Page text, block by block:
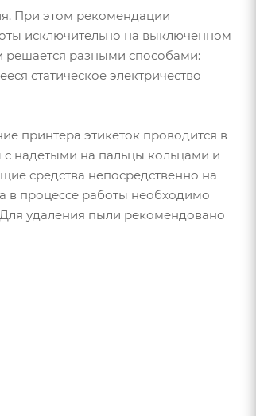
При этом рекомендации
исключительно на выключенном
решается разными способами:
статическое электричество
принтера этикеток проводится в
с надетыми на пальцы кольцами и
средства непосредственно на
в процессе работы необходимо
удаления пыли рекомендовано